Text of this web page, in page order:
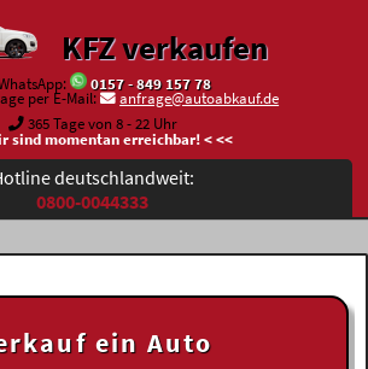
KFZ verkaufen
0157 - 849 157 78
per E-Mail:
anfrage@autoabkauf.de
365 Tage von 8 - 22 Uhr
sind momentan erreichbar! < <<
deutschlandweit:
0800-0044333
ein Auto